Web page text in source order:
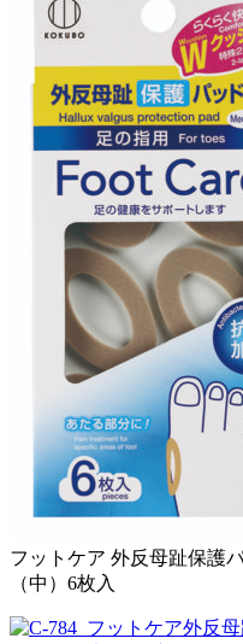
フットケア 外反母趾保護
（中）6枚入